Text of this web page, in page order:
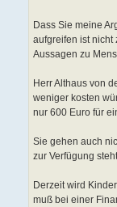
Dass Sie meine
aufgreifen ist nicht
Aussagen zu
Herr Althaus von
weniger kosten
nur 600 Euro für
Sie gehen auch
zur Verfügung steht.
Derzeit wird
muß bei einer